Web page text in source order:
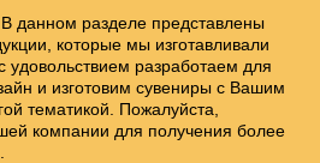
данном разделе представлены
которые мы изготавливали
разработаем для
и изготовим сувениры с Вашим
тематикой. Пожалуйста,
компании для получения более